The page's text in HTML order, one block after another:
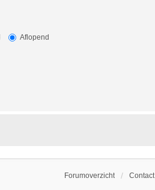
Aflopend
Forumoverzicht Contact